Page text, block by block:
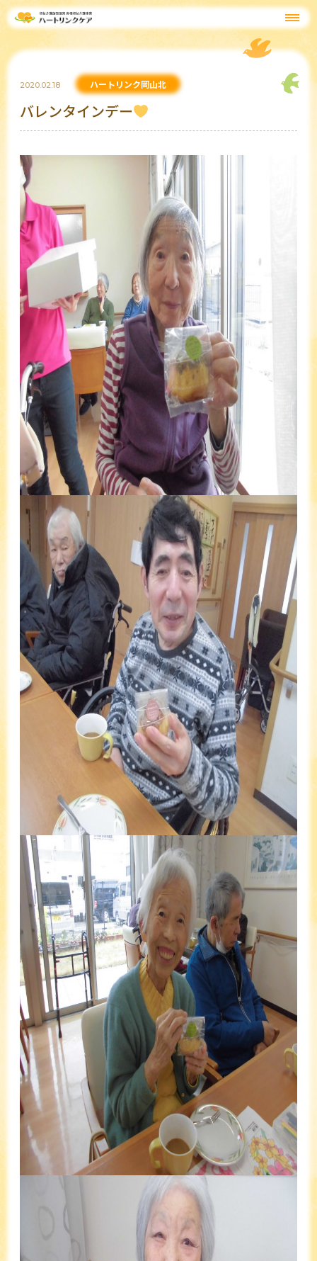
2020.02.18 ハートリンク岡山北
バレンタインデー